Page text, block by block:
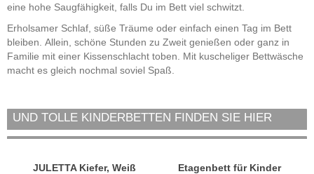
eine hohe Saugfähigkeit, falls Du im Bett viel schwitzt.
Erholsamer Schlaf, süße Träume oder einfach einen Tag im Bett
bleiben. Allein, schöne Stunden zu Zweit genießen oder ganz in
Familie mit einer Kissenschlacht toben. Mit kuscheliger Bettwäsche
macht es gleich nochmal soviel Spaß.
UND TOLLE KINDERBETTEN FINDEN SIE HIER
JULETTA Kiefer, Weiß
Etagenbett für Kinder